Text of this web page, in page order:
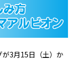
3月15日（土）か